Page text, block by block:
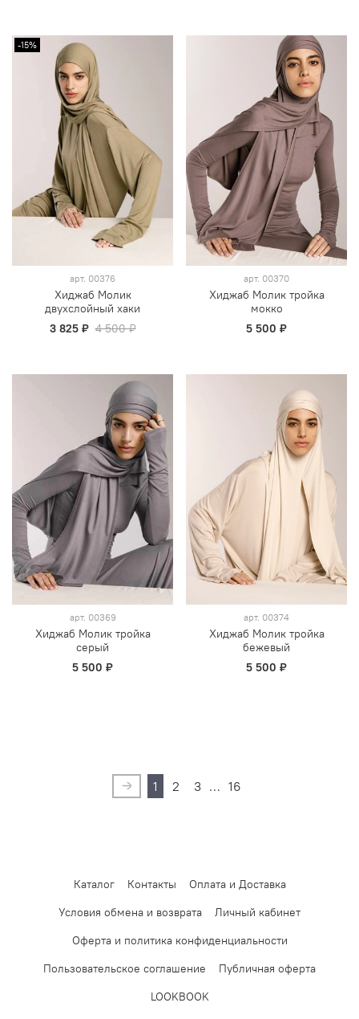
-15%
арт. 00376
Хиджаб Молик
двухслойный хаки
3 825 ₽ 4 500 ₽
арт. 00370
Хиджаб Молик тройка
мокко
5 500 ₽
арт. 00369
Хиджаб Молик тройка
серый
5 500 ₽
арт. 00374
Хиджаб Молик тройка
бежевый
5 500 ₽
1 2 3 … 16
Каталог Контакты
Оплата и Доставка
Условия обмена и возврата
Личный кабинет
Оферта и политика конфиденциальности
Пользовательское соглашение
Публичная оферта
LOOKBOOK